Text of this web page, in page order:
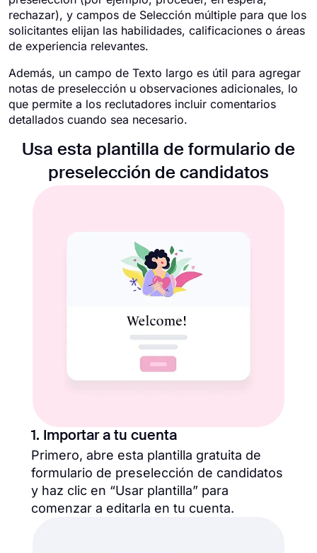
rechazar), y campos de Selección múltiple para que los
solicitantes elijan las habilidades, calificaciones o áreas
de experiencia relevantes.
Además, un campo de Texto largo es útil para agregar
notas de preselección u observaciones adicionales, lo
que permite a los reclutadores incluir comentarios
detallados cuando sea necesario.
Usa esta plantilla de formulario de
preselección de candidatos
1. Importar a tu cuenta
Primero, abre esta plantilla gratuita de
formulario de preselección de candidatos
y haz clic en “Usar plantilla” para
comenzar a editarla en tu cuenta.